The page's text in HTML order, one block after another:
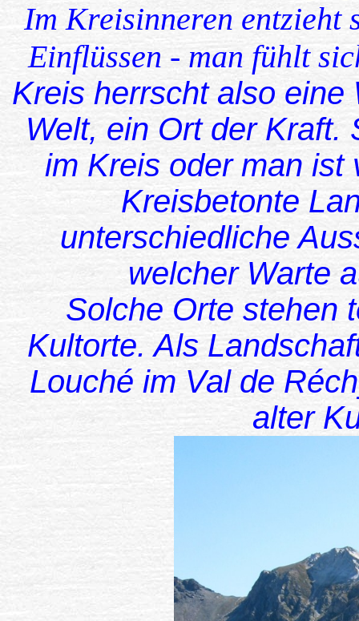
Im Kreisinneren entzieht
Einflüssen - man fühlt
Kreis herrscht also
Welt, ein Ort der Kraft.
im Kreis oder man ist
Kreisbetonte
unterschiedliche
welcher Warte
Solche Orte stehen
Kultorte. Als
Louché im Val de
alter